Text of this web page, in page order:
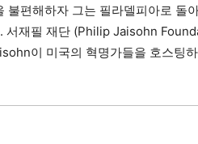
편해하자 그는 필라델피아로 돌
서재필 재단 (Philip Jaisohn
이 미국의 혁명가들을 호스팅